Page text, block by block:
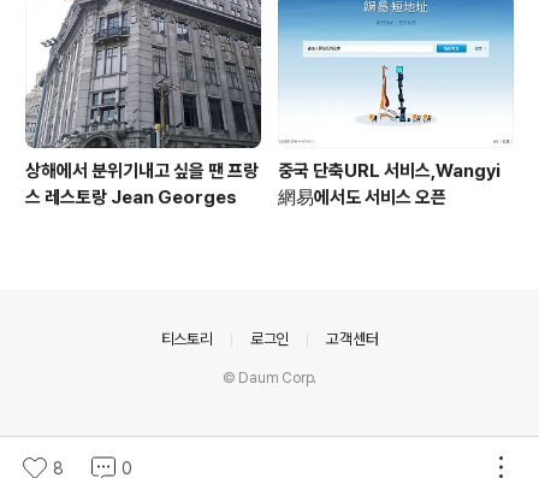
상해에서 분위기내고 싶을 땐 프랑
스 레스토랑 Jean Georges
중국 단축URL 서비스,Wangyi
網易에서도 서비스 오픈
8 0
티스토리 로그인 고객센터
© Daum Corp.